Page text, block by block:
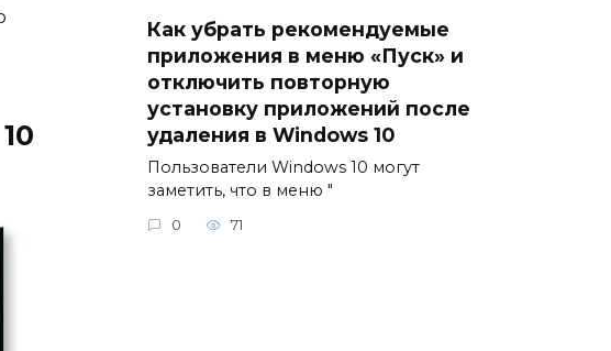
Как убрать рекомендуемые
приложения в меню «Пуск» и
отключить повторную
установку приложений после
удаления в Windows 10
Пользователи Windows 10 могут
заметить, что в меню "
0 71